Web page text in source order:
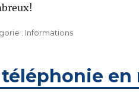
Catégories
Informations
en